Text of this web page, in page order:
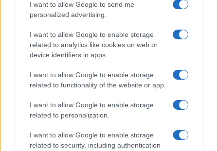
I want to allow Google to send me
personalized advertising.
I want to allow Google to enable storage
related to analytics like cookies on web or
device identifiers in apps.
I want to allow Google to enable storage
related to functionality of the website or app.
I want to allow Google to enable storage
related to personalization.
I want to allow Google to enable storage
related to security, including authentication
Caldo record in Europa: rischi per la salute e ambiente
Luca Bellini · 1 Ago 2026